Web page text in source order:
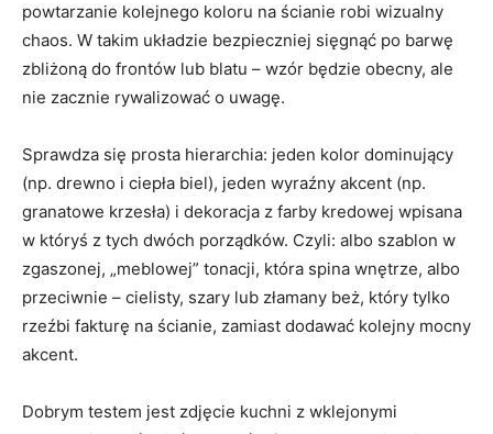
powtarzanie kolejnego koloru na ścianie robi wizualny
chaos. W takim układzie bezpieczniej sięgnąć po barwę
zbliżoną do frontów lub blatu – wzór będzie obecny, ale
nie zacznie rywalizować o uwagę.
Sprawdza się prosta hierarchia: jeden kolor dominujący
(np. drewno i ciepła biel), jeden wyraźny akcent (np.
granatowe krzesła) i dekoracja z farby kredowej wpisana
w któryś z tych dwóch porządków. Czyli: albo szablon w
zgaszonej, „meblowej” tonacji, która spina wnętrze, albo
przeciwnie – cielisty, szary lub złamany beż, który tylko
rzeźbi fakturę na ścianie, zamiast dodawać kolejny mocny
akcent.
Dobrym testem jest zdjęcie kuchni z wklejonymi